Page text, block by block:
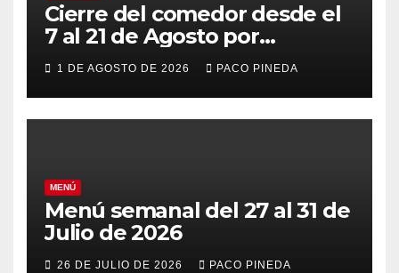
Cierre del comedor desde el
7 al 21 de Agosto por
vacaciones
1 DE AGOSTO DE 2026 PACO PINEDA
MENÚ
Menú semanal del 27 al 31 de
Julio de 2026
26 DE JULIO DE 2026 PACO PINEDA